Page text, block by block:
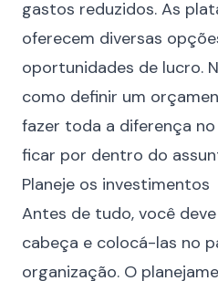
gastos reduzidos. As
oferecem diversas
oportunidades de lucro.
como definir um
fazer toda a diferença
ficar por dentro do
Planeje os investimentos
Antes de tudo, você
cabeça e colocá-las no
organização. O